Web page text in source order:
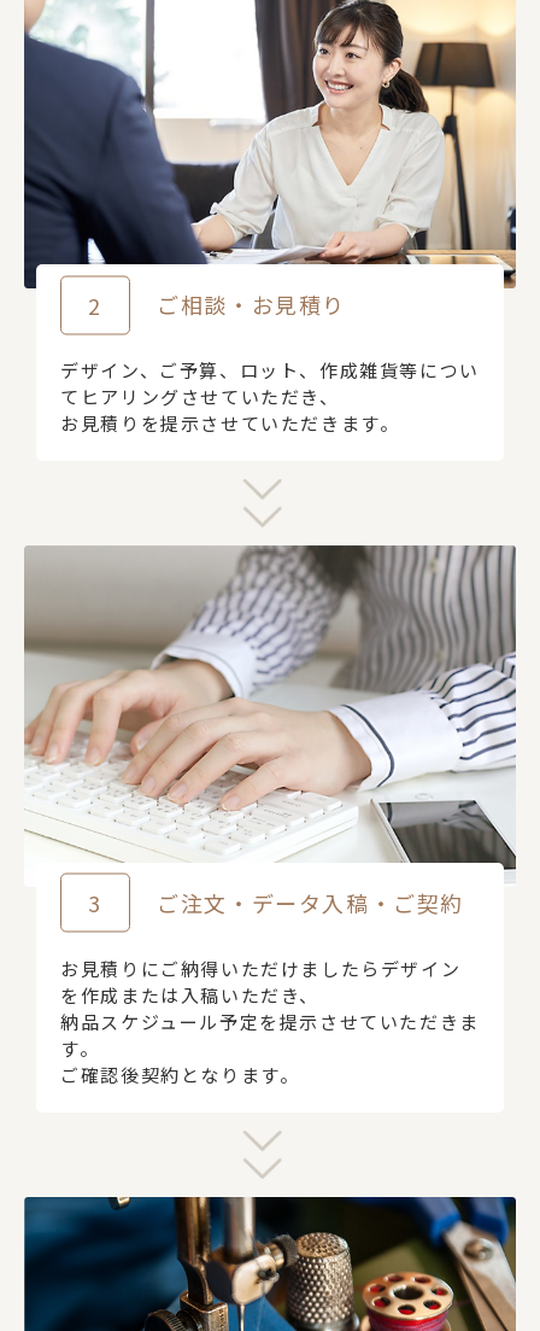
2 ご相談・お見積り
デザイン、ご予算、ロット、作成雑貨等につい
てヒアリングさせていただき、
お見積りを提示させていただきます。
3 ご注文・データ入稿・ご契約
お見積りにご納得いただけましたらデザイン
を作成または入稿いただき、
納品スケジュール予定を提示させていただきま
す。
ご確認後契約となります。